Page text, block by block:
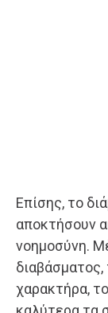
Επίσης, το
αποκτήσουν
νοημοσύνη.
χαρακτήρα,